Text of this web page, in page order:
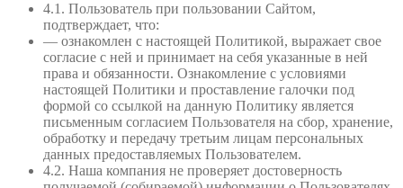
4.1. Пользователь при пользовании Сайтом,
подтверждает, что:
— ознакомлен с настоящей Политикой, выражает свое
согласие с ней и принимает на себя указанные в ней
права и обязанности. Ознакомление с условиями
настоящей Политики и проставление галочки под
формой со ссылкой на данную Политику является
письменным согласием Пользователя на сбор, хранение,
обработку и передачу третьим лицам персональных
данных предоставляемых Пользователем.
4.2. Наша компания не проверяет достоверность